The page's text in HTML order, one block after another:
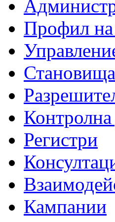
Профил на
Регистри
Кампании